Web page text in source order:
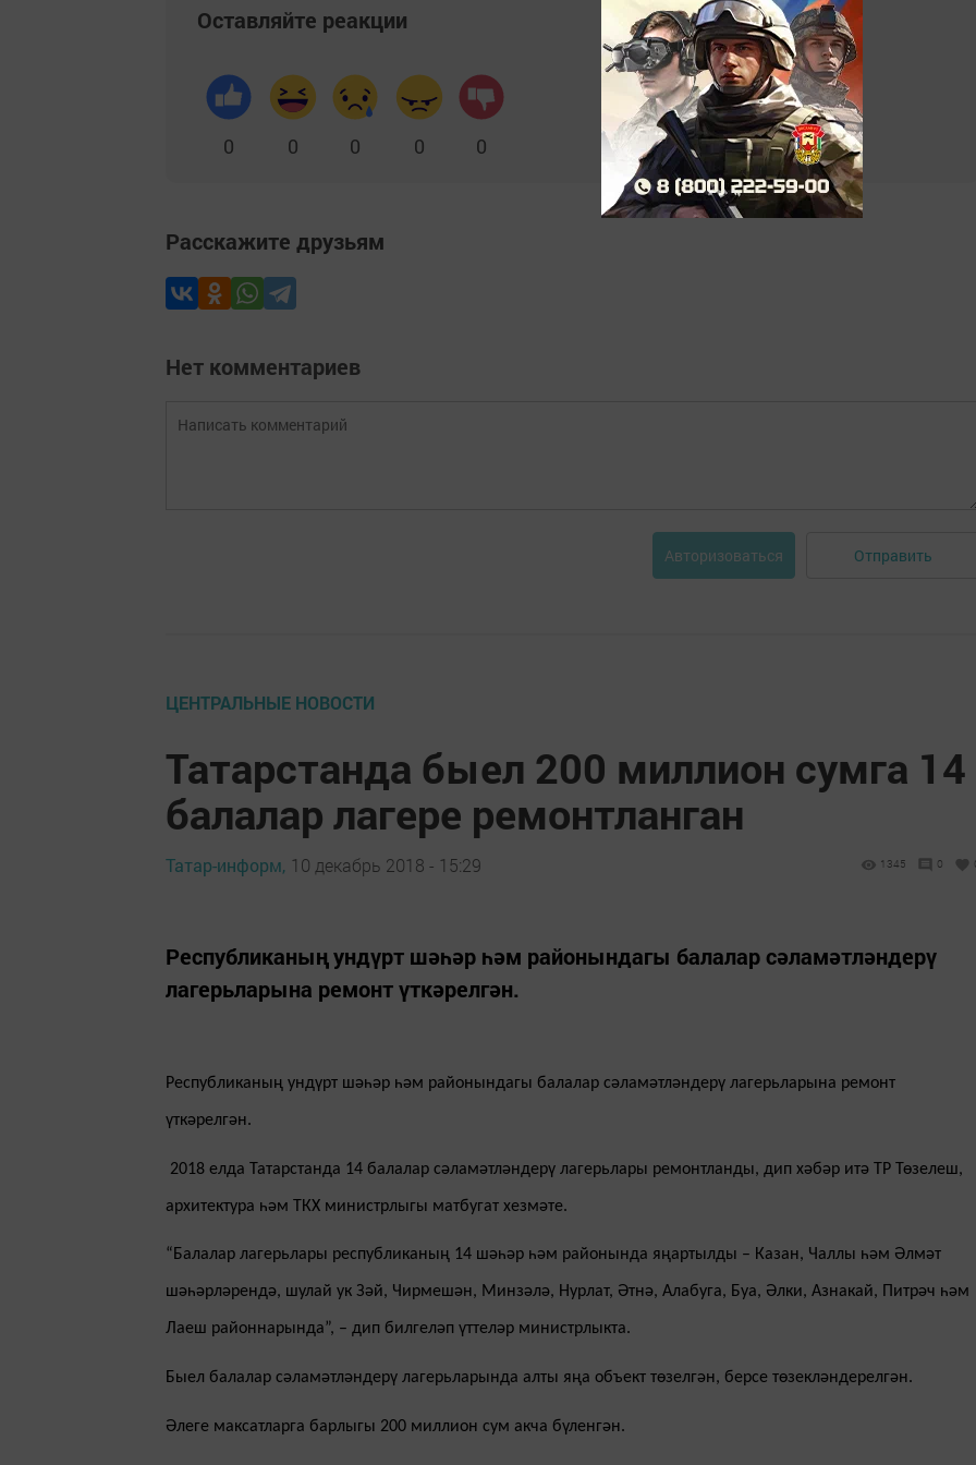
Оставляйте реакции
0 0 0 0 0
Расскажите друзьям
Нет комментариев
Авторизоваться Отправить
ЦЕНТРАЛЬНЫЕ НОВОСТИ
Татарстанда быел 200 миллион сумга 14
балалар лагере ремонтланган
Татар-информ, 10 декабрь 2018 - 15:29 1345 0
Республиканың ундүрт шәһәр һәм районындагы балалар сәламәтләндерү
лагерьларына ремонт үткәрелгән.
Республиканың ундүрт шәһәр һәм районындагы балалар сәламәтләндерү лагерьларына ремонт
үткәрелгән.
2018 елда Татарстанда 14 балалар сәламәтләндерү лагерьлары ремонтланды, дип хәбәр итә ТР Төзелеш,
архитектура һәм ТКХ министрлыгы матбугат хезмәте.
“Балалар лагерьлары республиканың 14 шәһәр һәм районында яңартылды – Казан, Чаллы һәм Әлмәт
шәһәрләрендә, шулай ук Зәй, Чирмешән, Минзәлә, Нурлат, Әтнә, Алабуга, Буа, Әлки, Азнакай, Питрәч һәм
Лаеш районнарында”, – дип билгеләп үттеләр министрлыкта.
Быел балалар сәламәтләндерү лагерьларында алты яңа объект төзелгән, берсе төзекләндерелгән.
Әлеге максатларга барлыгы 200 миллион сум акча бүленгән.